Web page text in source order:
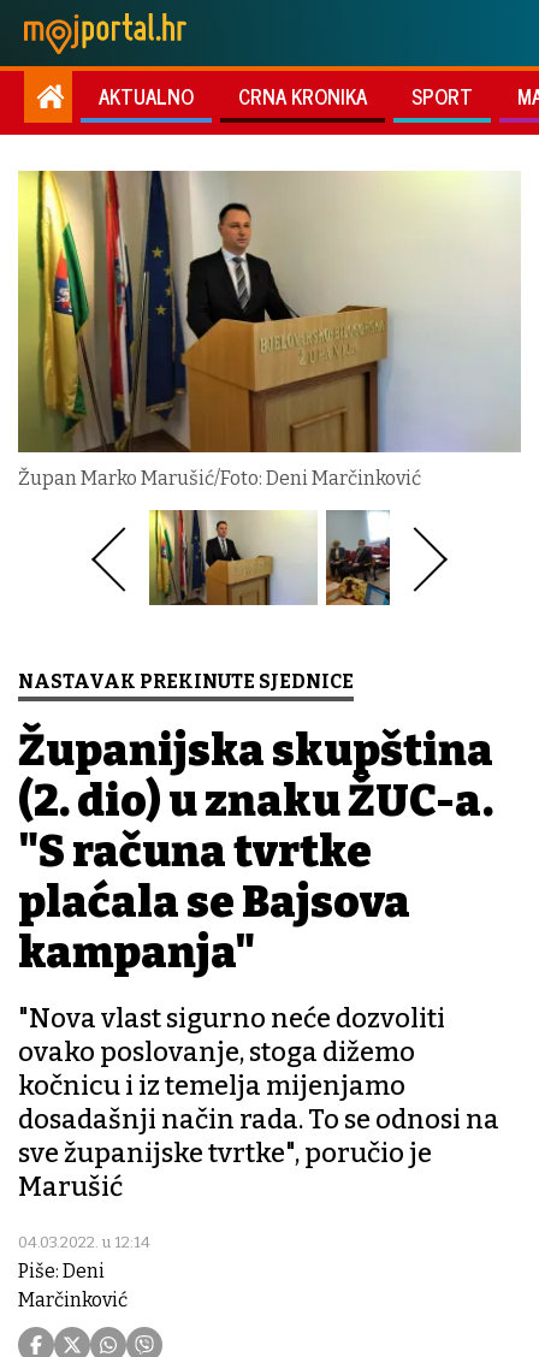
AKTUALNO CRNA KRONIKA SPORT
Župan Marko Marušić/Foto: Deni Marčinković
NASTAVAK PREKINUTE SJEDNICE
Županijska skupština
(2. dio) u znaku ŽUC-a.
"S računa tvrtke
plaćala se Bajsova
kampanja"
"Nova vlast sigurno neće dozvoliti
ovako poslovanje, stoga dižemo
kočnicu i iz temelja mijenjamo
dosadašnji način rada. To se odnosi na
sve županijske tvrtke", poručio je
Marušić
04.03.2022. u 12:14
Piše: Deni
Marčinković